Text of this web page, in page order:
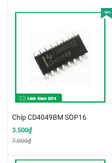
- 50%
Chíp CD4049BM SOP16
3.500₫
7.000₫